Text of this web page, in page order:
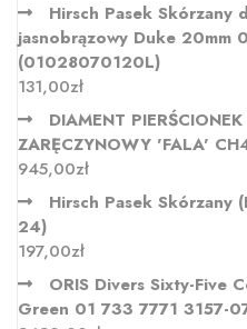
Hirsch Pasek Skórzany
jasnobrązowy Duke 20mm
(01028070120L)
131,00zł
DIAMENT
ZARĘCZYNOWY 'FALA'
945,00zł
Hirsch Pasek Skórzany
24)
197,00zł
ORIS Divers Sixty-Five
Green 01 733 7771 3157-